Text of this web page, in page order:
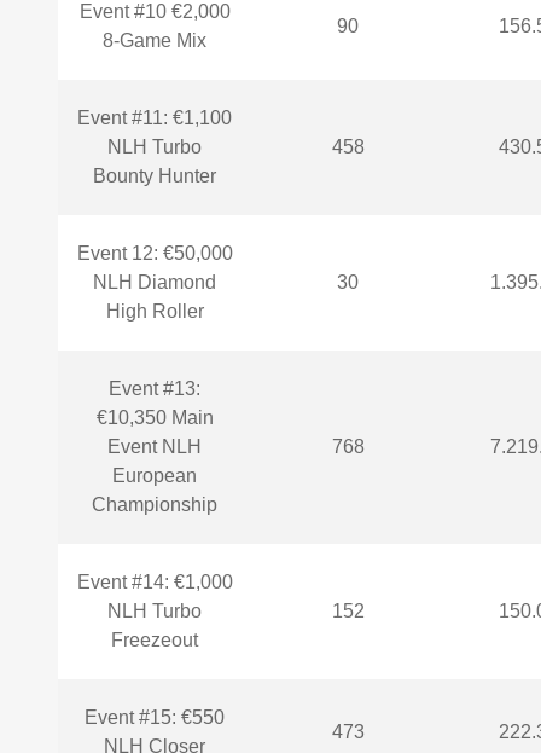
Event #10 €2,000
8-Game Mix
90
Event #11: €1,100
NLH Turbo
Bounty Hunter
458
Event 12: €50,000
NLH Diamond
High Roller
30
Event #13:
€10,350 Main
Event NLH
European
Championship
768
Event #14: €1,000
NLH Turbo
Freezeout
152
Event #15: €550
NLH Closer
473